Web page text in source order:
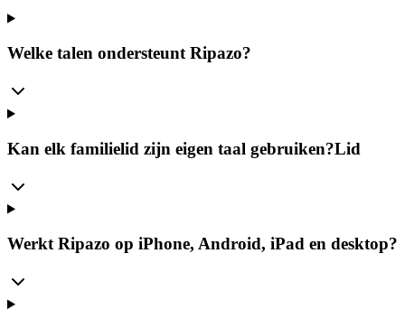
Welke talen ondersteunt Ripazo?
Kan elk familielid zijn eigen taal gebruiken?Lid
Werkt Ripazo op iPhone, Android, iPad en desktop?